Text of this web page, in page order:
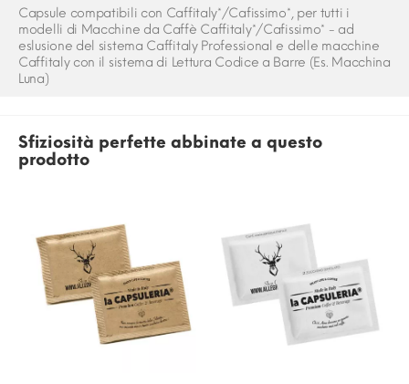
Capsule compatibili con Caffitaly*/Cafissimo*, per tutti i
modelli di Macchine da Caffè Caffitaly*/Cafissimo* - ad
eslusione del sistema Caffitaly Professional e delle macchine
Caffitaly con il sistema di Lettura Codice a Barre (Es. Macchina
Luna)
Sfiziosità perfette abbinate a questo
prodotto